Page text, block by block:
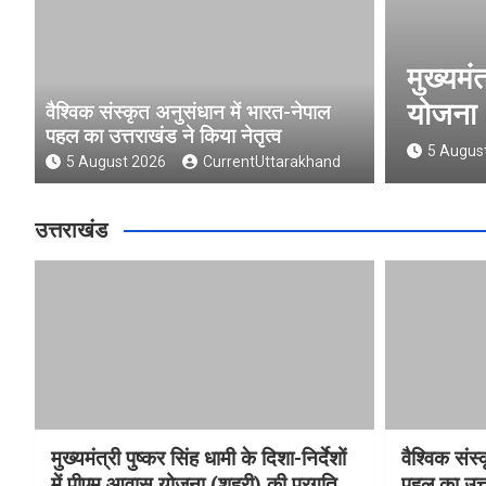
वैश्विक संस्कृत अनुसंधान में भारत-नेपाल
पहल का उत्तराखंड ने किया नेतृत्व
5 August 2026 CurrentUttarakhand
सिंह धामी के दिशा-निर्देशों में पीएम आवास
प्रगति की हुई समीक्षा
CurrentUttarakhand
उत्तराखंड
मुख्यमंत्री पुष्कर सिंह धामी के दिशा-निर्देशों
वैश्विक